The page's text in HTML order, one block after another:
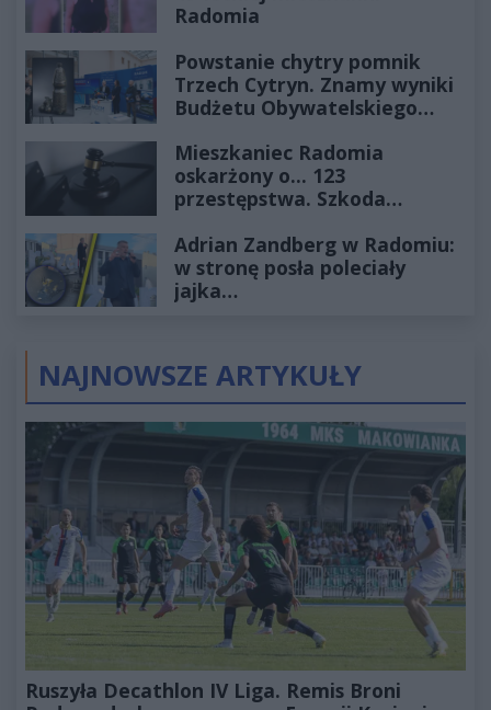
Radomia
Powstanie chytry pomnik
Trzech Cytryn. Znamy wyniki
Budżetu Obywatelskiego
Mieszkaniec Radomia
oskarżony o... 123
przestępstwa. Szkoda
złotych
Adrian Zandberg w Radomiu:
w stronę posła poleciały
jajka…
NAJNOWSZE ARTYKUŁY
Ruszyła Decathlon IV Liga. Remis Broni